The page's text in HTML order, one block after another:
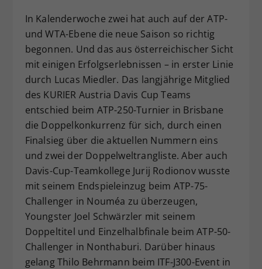
In Kalenderwoche zwei hat auch auf der ATP-
und WTA-Ebene die neue Saison so richtig
begonnen. Und das aus österreichischer Sicht
mit einigen Erfolgserlebnissen – in erster Linie
durch Lucas Miedler. Das langjährige Mitglied
des KURIER Austria Davis Cup Teams
entschied beim ATP-250-Turnier in Brisbane
die Doppelkonkurrenz für sich, durch einen
Finalsieg über die aktuellen Nummern eins
und zwei der Doppelweltrangliste. Aber auch
Davis-Cup-Teamkollege Jurij Rodionov wusste
mit seinem Endspieleinzug beim ATP-75-
Challenger in Nouméa zu überzeugen,
Youngster Joel Schwärzler mit seinem
Doppeltitel und Einzelhalbfinale beim ATP-50-
Challenger in Nonthaburi. Darüber hinaus
gelang Thilo Behrmann beim ITF-J300-Event in
Zweck
Dieser Wert speichert Ihre Consent-
zufällig generierte ID, für die
historische Speicherung Ihrer
vorgenommen Einstellungen, falls der
Webseiten-Betreiber dies eingestellt
hat.